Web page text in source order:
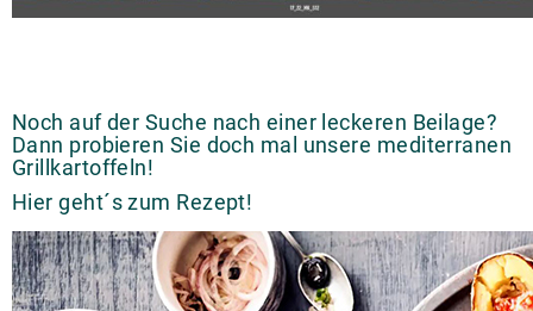
Noch auf der Suche nach einer leckeren Beilage?
Dann probieren Sie doch mal unsere mediterranen
Grillkartoffeln!
Hier geht´s zum Rezept!